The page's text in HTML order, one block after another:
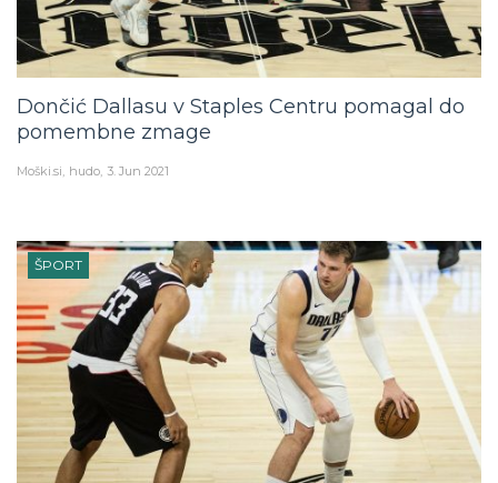
Dončić Dallasu v Staples Centru pomagal do
pomembne zmage
Moški.si hudo 3. Jun 2021
ŠPORT